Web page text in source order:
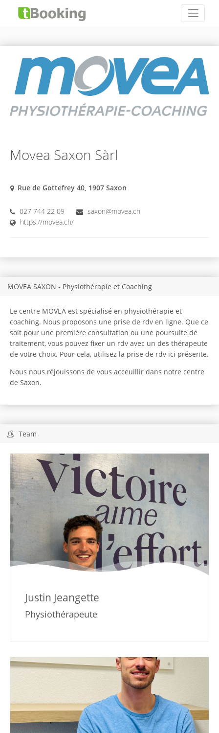
Movea Saxon Sàrl
Rue de Gottefrey 40, 1907 Saxon
027 744 22 09
saxon@movea.ch
https://movea.ch/
MOVEA SAXON - Physiothérapie et Coaching
Le centre MOVEA est spécialisé en physiothérapie et
coaching. Nous proposons une prise de rdv en ligne. Que ce
soit pour une première consultation ou une poursuite de
traitement, vous pouvez fixer un rdv avec un des thérapeute
de votre choix. Pour cela, utilisez la prise de rdv ici présente.
Nous nous réjouissons de vous acceuillir dans notre centre
de Saxon.
Team
Justin Jeangette
Physiothérapeute